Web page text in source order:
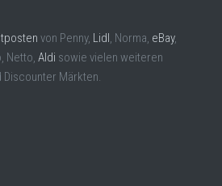
von Penny, Lidl , Norma, eBay,
Netto, Aldi sowie vielen weiteren
Märkten.